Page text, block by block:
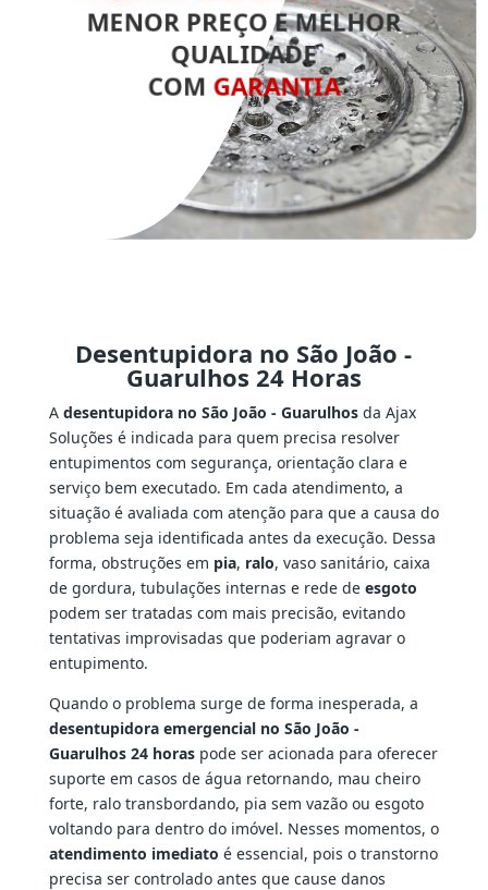
MENOR PREÇO E MELHOR
QUALIDADE
COM GARANTIA
Desentupidora no São João -
Guarulhos 24 Horas
A desentupidora no São João - Guarulhosda Ajax
Soluções é indicada para quem precisa resolver
entupimentos com segurança, orientação clara e
serviço bem executado. Em cada atendimento, a
situação é avaliada com atenção para que a causa do
problema seja identificada antes da execução. Dessa
forma, obstruções em pia, ralo, vaso sanitário, caixa
de gordura, tubulações internas e rede de esgoto
podem ser tratadas com mais precisão, evitando
tentativas improvisadas que poderiam agravar o
entupimento.
Quando o problema surge de forma inesperada, a
desentupidora emergencial no São João -
Guarulhos 24 horaspode ser acionada para oferecer
suporte em casos de água retornando, mau cheiro
forte, ralo transbordando, pia sem vazão ou esgoto
voltando para dentro do imóvel. Nesses momentos, o
atendimento imediato é essencial, pois o transtorno
precisa ser controlado antes que cause danos